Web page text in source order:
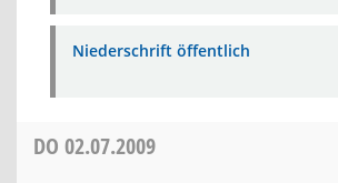
Niederschrift öffentlich
DO 02.07.2009